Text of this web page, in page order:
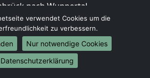
nach Wuppertal
nach Bielefeld
nach Bonn
nach Münster
Umzüge
verwendet Cookies um die
zu verbessern.
Nur notwendige Cookies
Datenschutzerklärung